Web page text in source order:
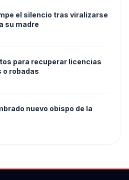
el silencio tras viralizarse
su madre
para recuperar licencias
o robadas
nuevo obispo de la